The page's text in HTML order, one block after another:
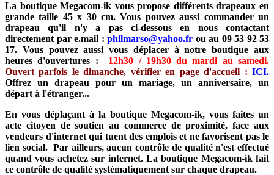
La boutique Megacom-ik vous propose différents drapeaux en
grande taille 45 x 30 cm. Vous pouvez aussi commander un
drapeau qu'il n'y a pas ci-dessous en nous contactant
directement par e.mail : philmarso@yahoo.fr ou au 09 53 92 53
17. Vous pouvez aussi vous déplacer à notre boutique aux
heures d'ouvertures : 12h30 / 19h30 du mardi au samedi.
Ouvert parfois le dimanche, vérifier en page d'accueil : ICI.
Offrez un drapeau pour un mariage, un anniversaire, un
départ à l'étranger...
En vous déplaçant à la boutique Megacom-ik, vous faites un
acte citoyen de soutien au commerce de proximité, face aux
vendeurs d'internet qui tuent des emplois et ne favorisent pas le
lien social. Par ailleurs, aucun contrôle de qualité n'est effectué
quand vous achetez sur internet. La boutique Megacom-ik fait
ce contrôle de qualité systématiquement sur chaque drapeau.